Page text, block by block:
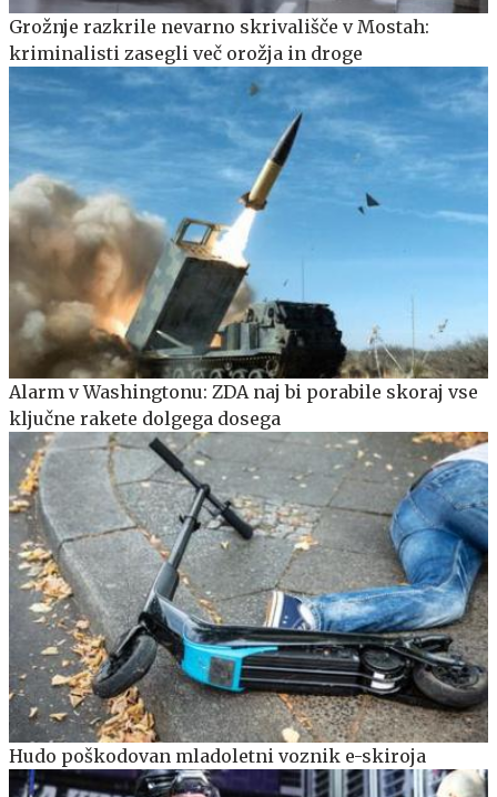
Grožnje razkrile nevarno skrivališče v Mostah:
kriminalisti zasegli več orožja in droge
Alarm v Washingtonu: ZDA naj bi porabile skoraj vse
ključne rakete dolgega dosega
Hudo poškodovan mladoletni voznik e-skiroja